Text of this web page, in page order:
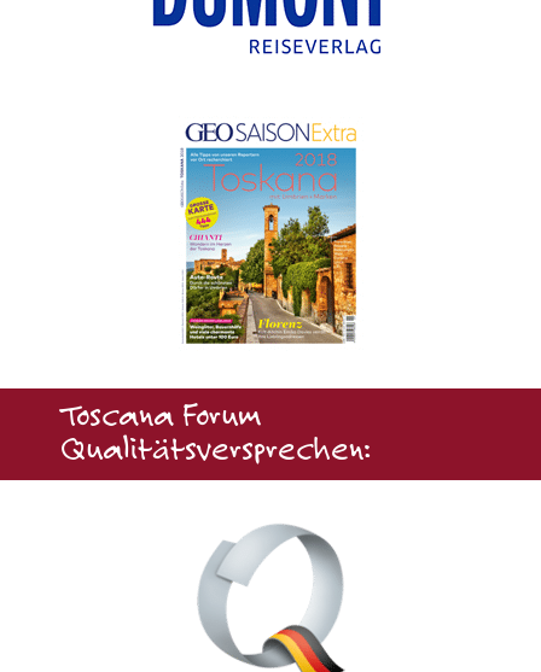
Toscana Forum
Qualitätsversprechen: